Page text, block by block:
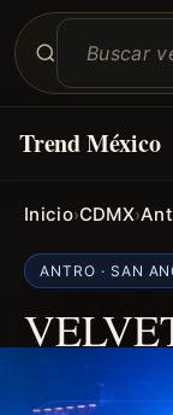
Trend México
Inicio›CDMX›
ANTRO · SAN